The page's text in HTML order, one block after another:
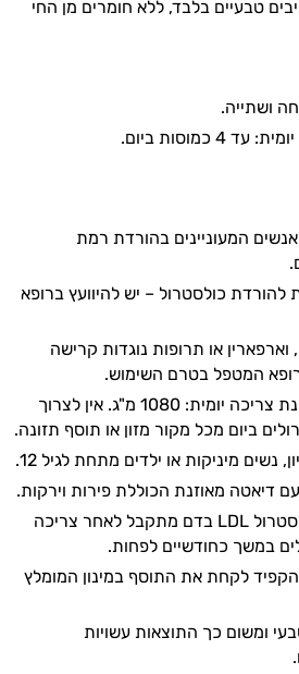
טבעיים בלבד, ללא חומרים מן החי
כמוסות ביום.
המעוניינים בהורדת רמת
להורדת כולסטרול – יש להיוועץ ברופא
וארפארין או תרופות נוגדות קרישה
המטפל בטרם השימוש.
כמות פיטוסטרולים במנת צריכה יומית: 1080 מ"ג. אין לצרוך
נשים מיניקות או ילדים מתחת לגיל 12.
דיאטה מאוזנת הכוללת פירות וירקות.
האפקט של הורדת כולסטרול LDL בדם מתקבל לאחר צריכה
במשך כחודשיים לפחות.
לקחת את התוסף במינון המומלץ
ומשום כך התוצאות עשויות